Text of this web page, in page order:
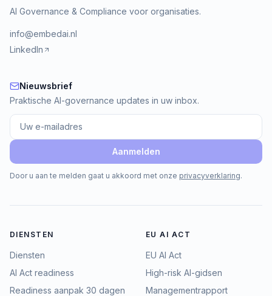
AI Governance & Compliance voor organisaties.
info@embedai.nl
LinkedIn
Nieuwsbrief
Nieuwsbrief
Praktische AI-governance updates in uw inbox.
Aanmelden
Door u aan te melden gaat u akkoord met onze privacyverklaring.
DIENSTEN
Diensten
AI Act readiness
Readiness aanpak 30 dagen
EU AI ACT
EU AI Act
High-risk AI-gidsen
Managementrapport